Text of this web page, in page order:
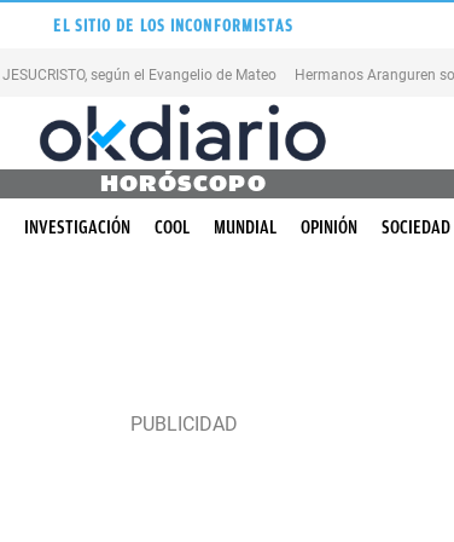
EL SITIO DE LOS INCONFORMISTAS
JESUCRISTO, según el Evangelio de Mateo Hermanos Aranguren
HORÓSCOPO
INVESTIGACIÓN COOL MUNDIAL OPINIÓN SOCIEDAD